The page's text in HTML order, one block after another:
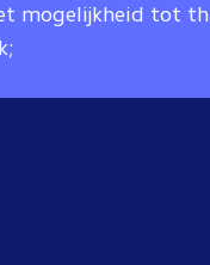
mogelijkheid tot